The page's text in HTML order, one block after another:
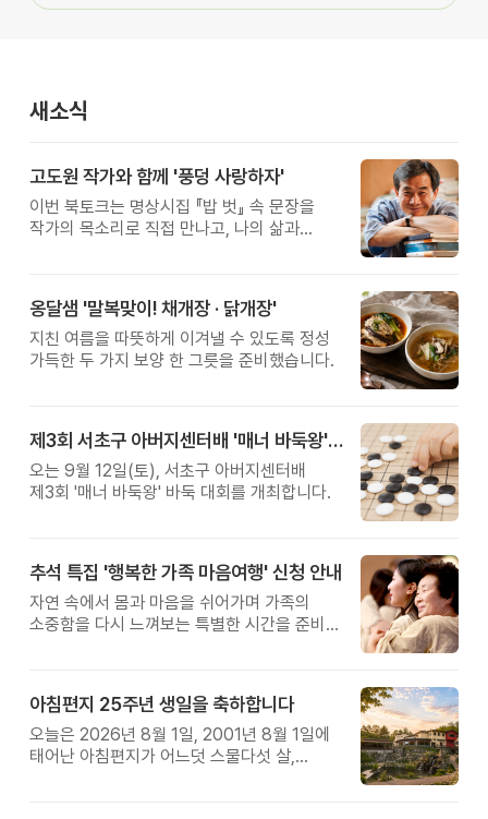
새소식
고도원 작가와 함께 '풍덩 사랑하자'
이번 북토크는 명상시집 『밥 벗』 속 문장을
작가의 목소리로 직접 만나고, 나의 삶과
옹달샘 '말복맞이! 채개장 · 닭개장'
지친 여름을 따뜻하게 이겨낼 수 있도록 정성
가득한 두 가지 보양 한 그릇을 준비했습니다.
제3회 서초구 아버지센터배 '매너 바둑왕' 대회
오는 9월 12일(토), 서초구 아버지센터배
제3회 '매너 바둑왕' 바둑 대회를 개최합니다.
추석 특집 '행복한 가족 마음여행' 신청 안내
자연 속에서 몸과 마음을 쉬어가며 가족의
소중함을 다시 느껴보는 특별한 시간을 준비해
아침편지 25주년 생일을 축하합니다
오늘은 2026년 8월 1일, 2001년 8월 1일에
태어난 아침편지가 어느덧 스물다섯 살,